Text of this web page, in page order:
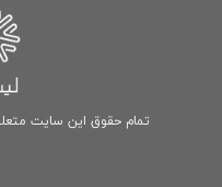
تمام حقوق این سایت